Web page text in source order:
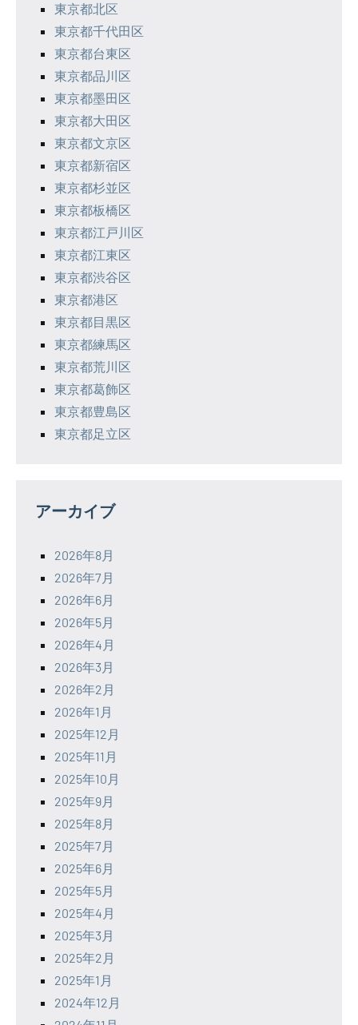
東京都北区
東京都千代田区
東京都台東区
東京都品川区
東京都墨田区
東京都大田区
東京都文京区
東京都新宿区
東京都杉並区
東京都板橋区
東京都江戸川区
東京都江東区
東京都渋谷区
東京都港区
東京都目黒区
東京都練馬区
東京都荒川区
東京都葛飾区
東京都豊島区
東京都足立区
アーカイブ
2026年8月
2026年7月
2026年6月
2026年5月
2026年4月
2026年3月
2026年2月
2026年1月
2025年12月
2025年11月
2025年10月
2025年9月
2025年8月
2025年7月
2025年6月
2025年5月
2025年4月
2025年3月
2025年2月
2025年1月
2024年12月